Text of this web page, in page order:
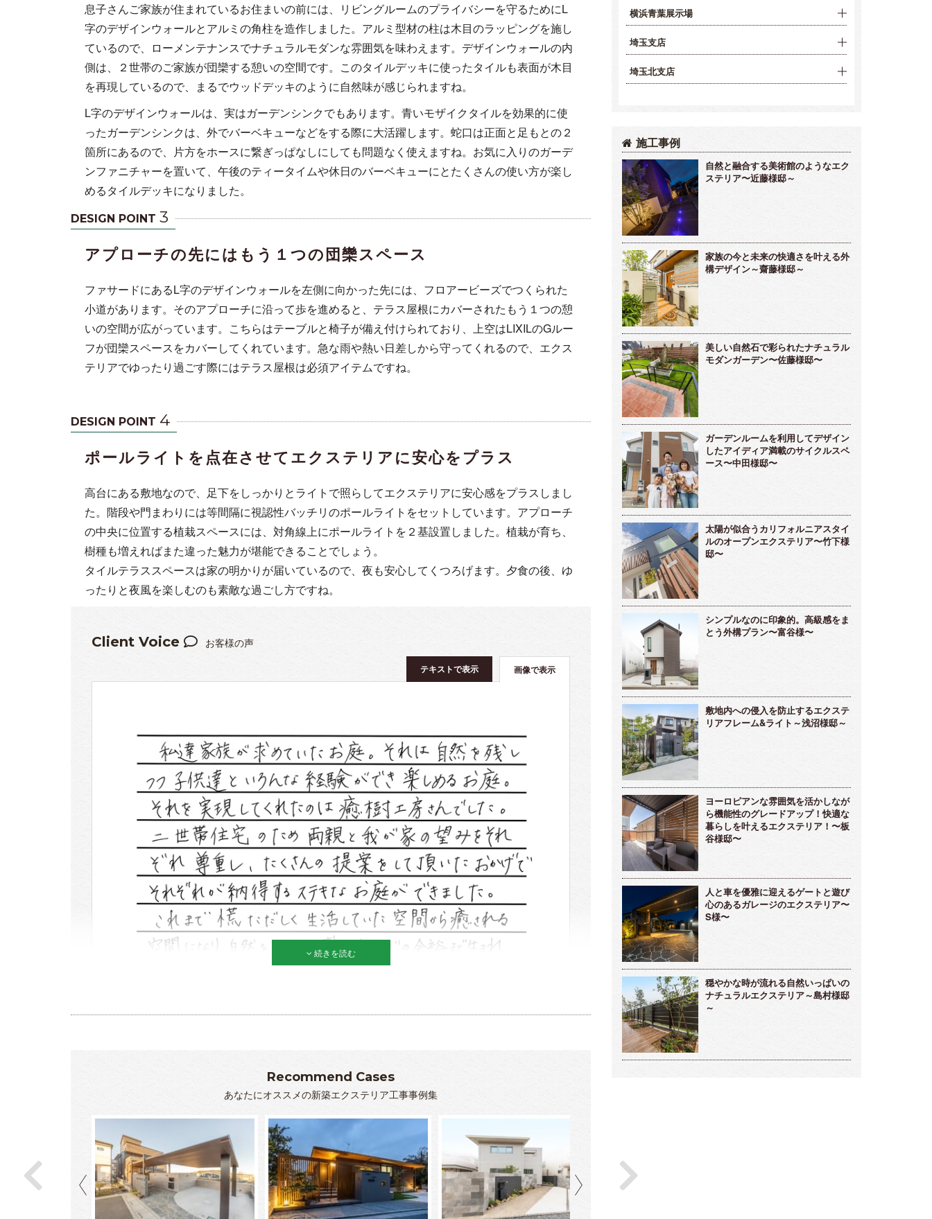
息子さんご家族が住まれているお住まいの前には、リビングルームのプライバシーを守るためにL
字のデザインウォールとアルミの角柱を造作しました。アルミ型材の柱は木目のラッピングを施し
ているので、ローメンテナンスでナチュラルモダンな雰囲気を味わえます。デザインウォールの内
側は、２世帯のご家族が団欒する憩いの空間です。このタイルデッキに使ったタイルも表面が木目
を再現しているので、まるでウッドデッキのように自然味が感じられますね。
L字のデザインウォールは、実はガーデンシンクでもあります。青いモザイクタイルを効果的に使
ったガーデンシンクは、外でバーベキューなどをする際に大活躍します。蛇口は正面と足もとの２
箇所にあるので、片方をホースに繋ぎっぱなしにしても問題なく使えますね。お気に入りのガーデ
ンファニチャーを置いて、午後のティータイムや休日のバーベキューにとたくさんの使い方が楽し
めるタイルデッキになりました。
DESIGN POINT 3
アプローチの先にはもう１つの団欒スペース
ファサードにあるL字のデザインウォールを左側に向かった先には、フロアービーズでつくられた
小道があります。そのアプローチに沿って歩を進めると、テラス屋根にカバーされたもう１つの憩
いの空間が広がっています。こちらはテーブルと椅子が備え付けられており、上空はLIXILのGルー
フが団欒スペースをカバーしてくれています。急な雨や熱い日差しから守ってくれるので、エクス
テリアでゆったり過ごす際にはテラス屋根は必須アイテムですね。
DESIGN POINT 4
ポールライトを点在させてエクステリアに安心をプラス
高台にある敷地なので、足下をしっかりとライトで照らしてエクステリアに安心感をプラスしまし
た。階段や門まわりには等間隔に視認性バッチリのポールライトをセットしています。アプローチ
の中央に位置する植栽スペースには、対角線上にポールライトを２基設置しました。植栽が育ち、
樹種も増えればまた違った魅力が堪能できることでしょう。
タイルテラススペースは家の明かりが届いているので、夜も安心してくつろげます。夕食の後、ゆ
ったりと夜風を楽しむのも素敵な過ごし方ですね。
Client Voice お客様の声
画像で表示
テキストで表示
続きを読む
Recommend Cases
あなたにオススメの新築エクステリア工事事例集
横浜青葉展示場
埼玉支店
埼玉北支店
施工事例
自然と融合する美術館のようなエク
ステリア〜近藤様邸～
家族の今と未来の快適さを叶える外
構デザイン～齋藤様邸～
美しい自然石で彩られたナチュラル
モダンガーデン〜佐藤様邸〜
ガーデンルームを利用してデザイン
したアイディア満載のサイクルスペ
ース〜中田様邸〜
太陽が似合うカリフォルニアスタイ
ルのオープンエクステリア〜竹下様
邸〜
シンプルなのに印象的。高級感をま
とう外構プラン〜富谷様〜
敷地内への侵入を防止するエクステ
リアフレーム&ライト～浅沼様邸～
ヨーロピアンな雰囲気を活かしなが
ら機能性のグレードアップ！快適な
暮らしを叶えるエクステリア！〜板
谷様邸〜
人と車を優雅に迎えるゲートと遊び
心のあるガレージのエクステリア〜
S様〜
穏やかな時が流れる自然いっぱいの
ナチュラルエクステリア～島村様邸
～